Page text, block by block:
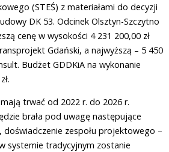
(STEŚ) z materiałami do decyzji
DK 53. Odcinek Olsztyn-Szczytno
cenę w wysokości 4 231 200,00 zł
Gdański, a najwyższą – 5 450
Budżet GDDKiA na wykonanie
trwać od 2022 r. do 2026 r.
brała pod uwagę następujące
doświadczenie zespołu projektowego –
systemie tradycyjnym zostanie